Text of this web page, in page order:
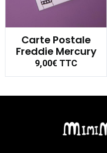
Carte Postale
Freddie Mercury
9,00€TTC